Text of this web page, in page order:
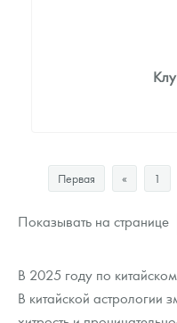
Первая « 1
Показывать на странице
В 2025 году по
В китайской астрологии